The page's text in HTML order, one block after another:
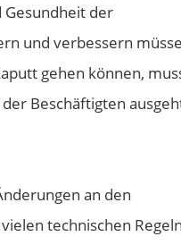
Gesundheit der
und verbessern
gehen können,
Beschäftigten
an den
technischen